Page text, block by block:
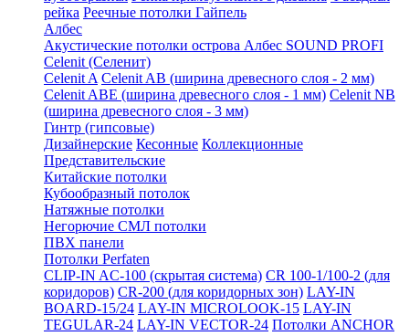
рейка Реечные потолки Гайпель
Албес
Акустические потолки острова Албес SOUND PROFI
Celenit (Селенит)
Celenit A Celenit AB (ширина древесного слоя - 2 мм)
Celenit ABE (ширина древесного слоя - 1 мм) Celenit NB
(ширина древесного слоя - 3 мм)
Гинтр (гипсовые)
Дизайнерские Кесонные Коллекционные
Представительские
Китайские потолки
Кубообразный потолок
Натяжные потолки
Негорючие СМЛ потолки
ПВХ панели
Потолки Perfaten
CLIP-IN AC-100 (скрытая система) CR 100-1/100-2 (для
коридоров) CR-200 (для коридорных зон) LAY-IN
BOARD-15/24 LAY-IN MICROLOOK-15 LAY-IN
TEGULAR-24 LAY-IN VECTOR-24 Потолки ANCHOR